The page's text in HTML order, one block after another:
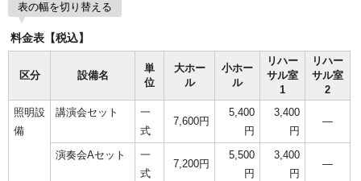
表の幅を切り替える
料金表【税込】
区分 設備名
単
位
大ホー
ル
小ホー
ル
リハー
サル室
1
リハー
サル室
2
照明設
備
講演会セット
一
式
7,600円
5,400
円
3,400
円
―
演奏会Aセット
一
式
7,200円
5,500
円
3,400
円
―